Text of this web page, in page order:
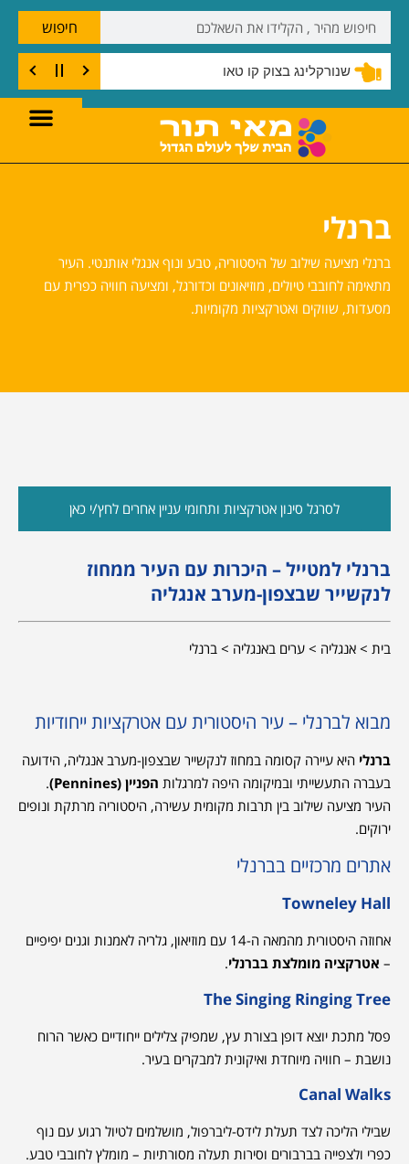
שנורקלינג בצוק קו טאו
חיפוש
ברנלי
ברנלי מציעה שילוב של היסטוריה, טבע ונוף אנגלי אותנטי. העיר
מתאימה לחובבי טיולים, מוזיאונים וכדורגל, ומציעה חוויה כפרית עם
מסעדות, שווקים ואטרקציות מקומיות.
לסרגל סינון אטרקציות ותחומי עניין אחרים לחץ/י כאן
ברנלי למטייל – היכרות עם העיר ממחוז
לנקשייר שבצפון-מערב אנגליה
בית > אנגליה > ערים באנגליה > ברנלי
מבוא לברנלי – עיר היסטורית עם אטרקציות ייחודיות
ברנלי היא עיירה קסומה במחוז לנקשייר שבצפון-מערב אנגליה, הידועה
בעברה התעשייתי ובמיקומה היפה למרגלות הפניין (Pennines)
.
העיר מציעה שילוב בין תרבות מקומית עשירה, היסטוריה מרתקת ונופים
ירוקים.
אתרים מרכזיים בברנלי
Towneley Hall
אחוזה היסטורית מהמאה ה-14 עם מוזיאון, גלריה לאמנות וגנים יפיפיים
– אטרקציה מומלצת בברנלי.
The Singing Ringing Tree
פסל מתכת יוצא דופן בצורת עץ, שמפיק צלילים ייחודיים כאשר הרוח
נושבת – חוויה מיוחדת ואיקונית למבקרים בעיר.
Canal Walks
שבילי הליכה לצד תעלת לידס-ליברפול, מושלמים לטיול רגוע עם נוף
כפרי ולצפייה בברבורים וסירות תעלה מסורתיות – מומלץ לחובבי טבע.